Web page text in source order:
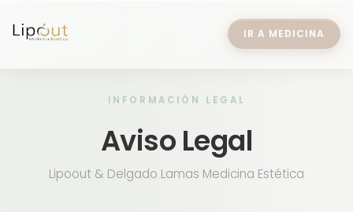
IR A MEDICINA
INFORMACIÓN LEGAL
Aviso Legal
Lipoout & Delgado Lamas Medicina Estética